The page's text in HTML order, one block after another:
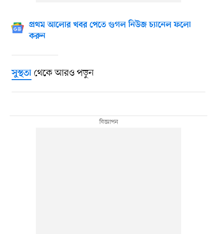
প্রথম আলোর খবর পেতে গুগল নিউজ চ্যানেল ফলো
করুন
সুস্থতাথেকে আরও পড়ুন